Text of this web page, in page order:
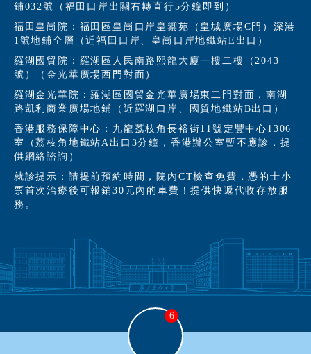
鋪032號（福田口岸出關右轉直行5分鐘即到）
福田皇崗院：福田區皇崗口岸皇禦苑（皇城廣場C門）深港
1號地鋪全層（近福田口岸、皇崗口岸地鐵站E出口）
羅湖國貿院：羅湖區人民南路熙龍大廈一樓二樓（2043
號）（金光華廣場西門對面）
羅湖金光華院：羅湖區國貿金光華廣場東二門對面，南湖
路凱利商業廣場地鋪（近羅湖口岸、國貿地鐵站B出口）
香港服務保障中心：九龍荔枝角長裕街11號定豐中心1306
室（荔枝角地鐵站A出口3分鐘，香港辦公室暫不應診，提
供網絡諮詢）
就診提示：請提前預約時間，院內CT檢查免費，憑的士小
票首次治療後可報銷30元內的車費！提供快遞代收存放服
務。
6